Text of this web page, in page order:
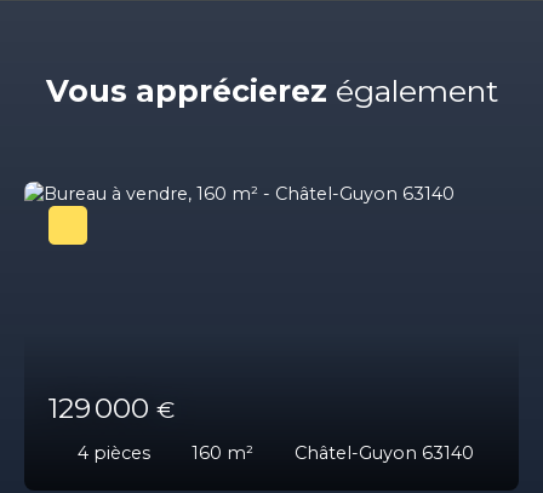
Vous apprécierez également
129 000 €
4 pièces 160 m² Châtel-Guyon 63140